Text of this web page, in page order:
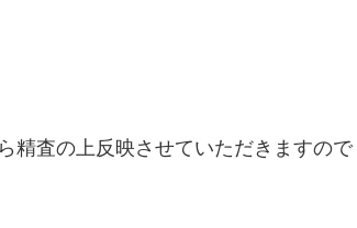
精査の上反映させていただきますので